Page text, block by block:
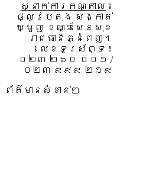
ស្នាក់ការកណ្តាល ៖
ផ្លូវបេតុង សង្កាត់
ឃ្មួញ ខណ្ឌសែនសុខ
រាជធានីភ្នំពេញ។
លេខទូរស័ព្ទ ៖
០២៣ ២៦០ ០០១ /
០២៣ ៩៩៩ ២១៩
ព័ត៌មានសំខាន់ៗ